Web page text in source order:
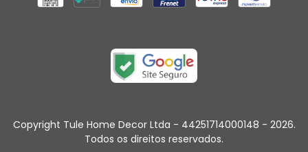
Copyright Tule Home Decor Ltda - 44251714000148 - 2026.
Todos os direitos reservados.